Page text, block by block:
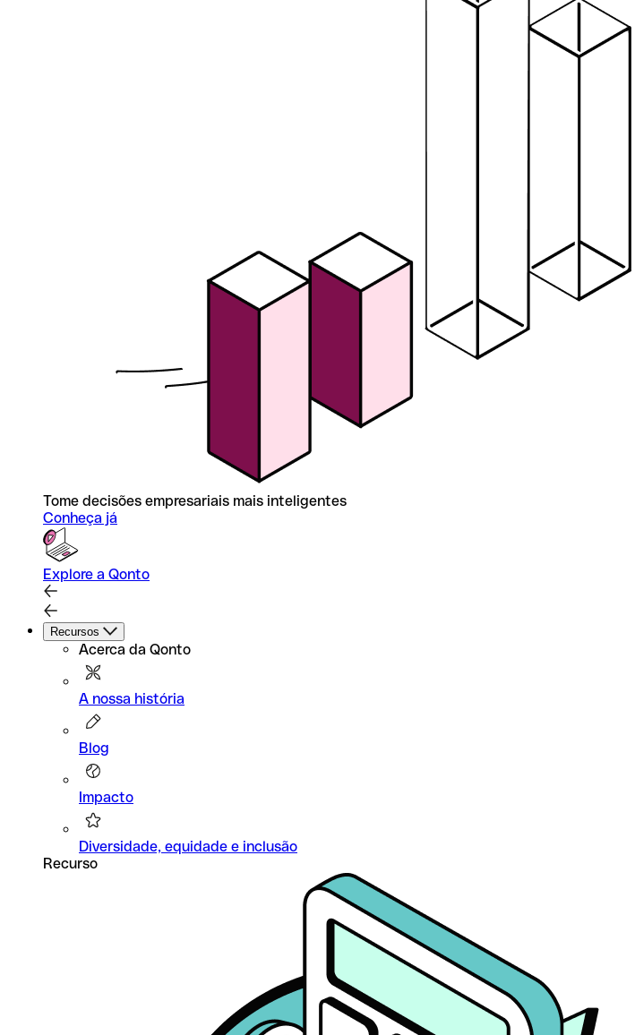
Tome decisões empresariais mais inteligentes
Conheça já
Explore a Qonto
Recursos
Acerca da Qonto
A nossa história
Blog
Impacto
Diversidade, equidade e inclusão
Recurso